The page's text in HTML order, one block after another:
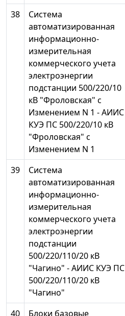
38
Система
автоматизированная
информационно-
измерительная
коммерческого учета
электроэнергии
подстанции 500/220/10
кВ "Фроловская" с
Изменением N 1 - АИИС
КУЭ ПС 500/220/10 кВ
"Фроловская" с
Изменением N 1
39
Система
автоматизированная
информационно-
измерительная
коммерческого учета
электроэнергии
подстанции
500/220/110/20 кВ
"Чагино" - АИИС КУЭ ПС
500/220/110/20 кВ
"Чагино"
40
Блоки базовые